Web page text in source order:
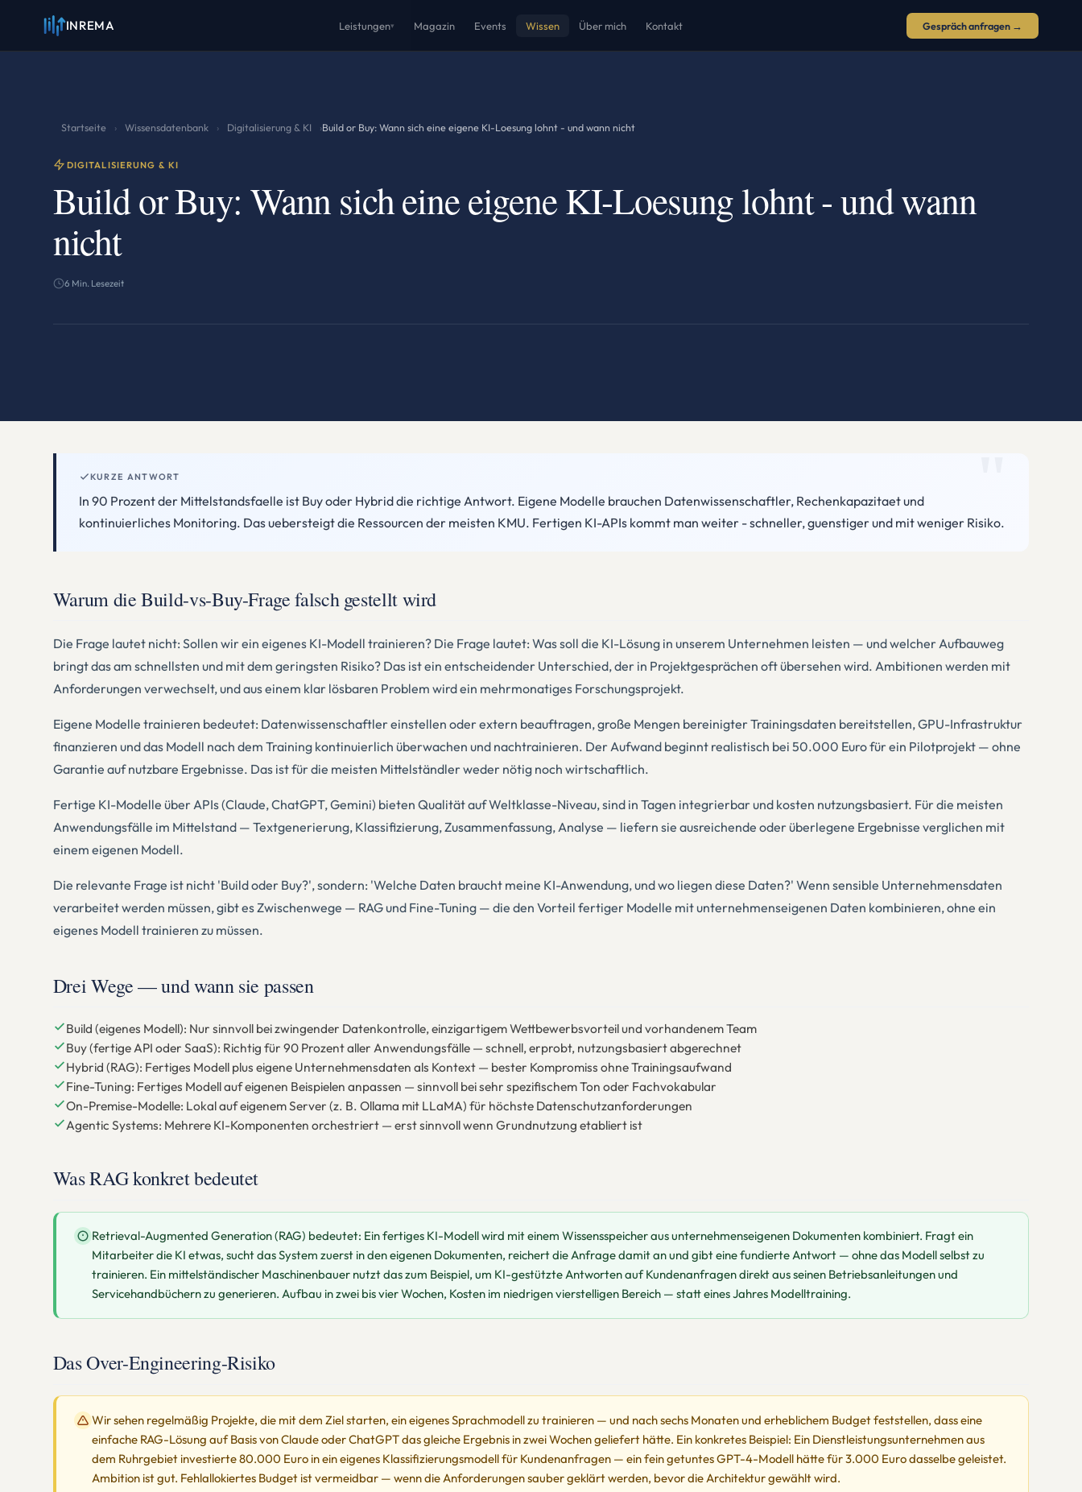
INREMA Leistungen▾ Magazin Events Wissen Über mich Kontakt Gespräch anfragen →
Startseite › Wissensdatenbank › Digitalisierung & KI ›Build or Buy: Wann sich eine eigene KI-Loesung lohnt - und wann nicht
DIGITALISIERUNG & KI
Build or Buy: Wann sich eine eigene KI-Loesung lohnt - und wann
nicht
6 Min. Lesezeit
KURZE ANTWORT
In 90 Prozent der Mittelstandsfaelle ist Buy oder Hybrid die richtige Antwort. Eigene Modelle brauchen Datenwissenschaftler, Rechenkapazitaet und
kontinuierliches Monitoring. Das uebersteigt die Ressourcen der meisten KMU. Fertigen KI-APIs kommt man weiter - schneller, guenstiger und mit weniger Risiko.
Warum die Build-vs-Buy-Frage falsch gestellt wird
Die Frage lautet nicht: Sollen wir ein eigenes KI-Modell trainieren? Die Frage lautet: Was soll die KI-Lösung in unserem Unternehmen leisten — und welcher Aufbauweg
bringt das am schnellsten und mit dem geringsten Risiko? Das ist ein entscheidender Unterschied, der in Projektgesprächen oft übersehen wird. Ambitionen werden mit
Anforderungen verwechselt, und aus einem klar lösbaren Problem wird ein mehrmonatiges Forschungsprojekt.
Eigene Modelle trainieren bedeutet: Datenwissenschaftler einstellen oder extern beauftragen, große Mengen bereinigter Trainingsdaten bereitstellen, GPU-Infrastruktur
finanzieren und das Modell nach dem Training kontinuierlich überwachen und nachtrainieren. Der Aufwand beginnt realistisch bei 50.000 Euro für ein Pilotprojekt — ohne
Garantie auf nutzbare Ergebnisse. Das ist für die meisten Mittelständler weder nötig noch wirtschaftlich.
Fertige KI-Modelle über APIs (Claude, ChatGPT, Gemini) bieten Qualität auf Weltklasse-Niveau, sind in Tagen integrierbar und kosten nutzungsbasiert. Für die meisten
Anwendungsfälle im Mittelstand — Textgenerierung, Klassifizierung, Zusammenfassung, Analyse — liefern sie ausreichende oder überlegene Ergebnisse verglichen mit
einem eigenen Modell.
Die relevante Frage ist nicht 'Build oder Buy?', sondern: 'Welche Daten braucht meine KI-Anwendung, und wo liegen diese Daten?' Wenn sensible Unternehmensdaten
verarbeitet werden müssen, gibt es Zwischenwege — RAG und Fine-Tuning — die den Vorteil fertiger Modelle mit unternehmenseigenen Daten kombinieren, ohne ein
eigenes Modell trainieren zu müssen.
Drei Wege — und wann sie passen
Build (eigenes Modell): Nur sinnvoll bei zwingender Datenkontrolle, einzigartigem Wettbewerbsvorteil und vorhandenem Team
Buy (fertige API oder SaaS): Richtig für 90 Prozent aller Anwendungsfälle — schnell, erprobt, nutzungsbasiert abgerechnet
Hybrid (RAG): Fertiges Modell plus eigene Unternehmensdaten als Kontext — bester Kompromiss ohne Trainingsaufwand
Fine-Tuning: Fertiges Modell auf eigenen Beispielen anpassen — sinnvoll bei sehr spezifischem Ton oder Fachvokabular
On-Premise-Modelle: Lokal auf eigenem Server (z. B. Ollama mit LLaMA) für höchste Datenschutzanforderungen
Agentic Systems: Mehrere KI-Komponenten orchestriert — erst sinnvoll wenn Grundnutzung etabliert ist
Was RAG konkret bedeutet
Retrieval-Augmented Generation (RAG) bedeutet: Ein fertiges KI-Modell wird mit einem Wissensspeicher aus unternehmenseigenen Dokumenten kombiniert. Fragt ein
Mitarbeiter die KI etwas, sucht das System zuerst in den eigenen Dokumenten, reichert die Anfrage damit an und gibt eine fundierte Antwort — ohne das Modell selbst zu
trainieren. Ein mittelständischer Maschinenbauer nutzt das zum Beispiel, um KI-gestützte Antworten auf Kundenanfragen direkt aus seinen Betriebsanleitungen und
Servicehandbüchern zu generieren. Aufbau in zwei bis vier Wochen, Kosten im niedrigen vierstelligen Bereich — statt eines Jahres Modelltraining.
Das Over-Engineering-Risiko
Wir sehen regelmäßig Projekte, die mit dem Ziel starten, ein eigenes Sprachmodell zu trainieren — und nach sechs Monaten und erheblichem Budget feststellen, dass eine
einfache RAG-Lösung auf Basis von Claude oder ChatGPT das gleiche Ergebnis in zwei Wochen geliefert hätte. Ein konkretes Beispiel: Ein Dienstleistungsunternehmen aus
dem Ruhrgebiet investierte 80.000 Euro in ein eigenes Klassifizierungsmodell für Kundenanfragen — ein fein getuntes GPT-4-Modell hätte für 3.000 Euro dasselbe geleistet.
Ambition ist gut. Fehlallokiertes Budget ist vermeidbar — wenn die Anforderungen sauber geklärt werden, bevor die Architektur gewählt wird.